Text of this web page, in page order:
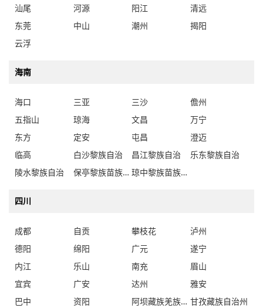
汕尾
河源 阳江
清远
东莞
中山 潮州
揭阳
云浮
海南
海口 三亚 三沙
儋州
五指山
琼海 文昌
万宁
东方
定安 屯昌
澄迈
临高
白沙黎族自治 昌江黎族自治
乐东黎族自治
陵水黎族自治
保亭黎族苗族自治 琼中黎族苗族自治
四川
成都 自贡 攀枝花
泸州
德阳
绵阳 广元
遂宁
内江
乐山 南充
眉山
宜宾
广安 达州
雅安
巴中
资阳 阿坝藏族羌族自治州 甘孜藏族自治州